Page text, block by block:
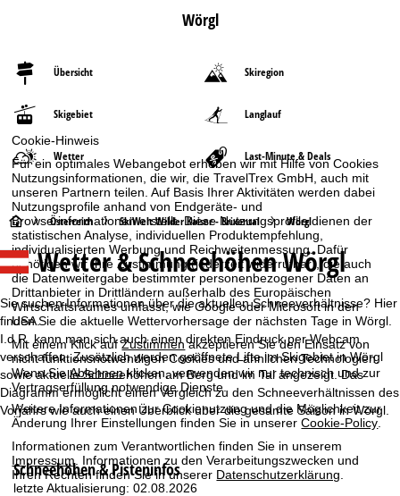
Cookie-Hinweis
Für ein optimales Webangebot erheben wir mit Hilfe von Cookies
Nutzungsinformationen, die wir, die TravelTrex GmbH, auch mit
unseren Partnern teilen. Auf Basis Ihrer Aktivitäten werden dabei
Nutzungsprofile anhand von Endgeräte- und
Browserinformationen erstellt. Diese Nutzungsprofile dienen der
statistischen Analyse, individuellen Produktempfehlung,
individualisierten Werbung und Reichweitenmessung. Dafür
benötigen wir Ihre Zustimmung (jederzeit widerrufbar), die auch
die Datenweitergabe bestimmter personenbezogener Daten an
Drittanbieter in Drittländern außerhalb des Europäischen
Wirtschaftsraumes umfasst, wie Google oder Microsoft in den
USA.
Mit einem Klick aufZustimmenakzeptieren Sie den Einsatz von
nicht funktionsnotwendigen Cookies und ähnlichen Technologien.
Wenn SieAblehnenklicken, verwenden wir nur technisch und zur
Vertragserfüllung notwendige Dienste.
Weitere Informationen zur Cookienutzung und die Möglichkeit zur
Änderung Ihrer Einstellungen finden Sie in unsererCookie-Policy
Informationen zum Verantwortlichen finden Sie in unserem
Impressum. Informationen zu den Verarbeitungszwecken und
Ihren Rechten finden Sie in unserer Datenschutzerklärung
Wörgl
Übersicht Skiregion
Skigebiet Langlauf
Wetter Last-Minute & Deals
S
t
a
r
t
s
e
i
Österreich SkiWelt Wilder Kaiser - Brixental Wörgl
Wetter & Schneehöhen Wörgl
Sie suchen Informationen über die aktuellen Schneeverhältnisse? Hier
finden Sie die aktuelle Wettervorhersage der nächsten Tage in Wörgl.
I.d.R. kann man sich auch einen direkten Eindruck per Webcam
verschaffen. Zusätzlich werden geöffnete Lifte im Skigebiet in Wörgl
sowie aktuelle Schneehöhen am Berg und im Tal angezeigt. Das
Diagramm ermöglicht einen Vergleich zu den Schneeverhältnissen des
Vorjahrs wie auch einen Überblick über die gesamte Saison in Wörgl.
Schneehöhen & Pisteninfos
letzte Aktualisierung: 02.08.2026